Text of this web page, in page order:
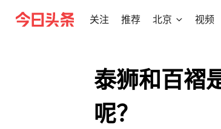
关注 推荐 北京 视频
泰狮和百褶
呢？